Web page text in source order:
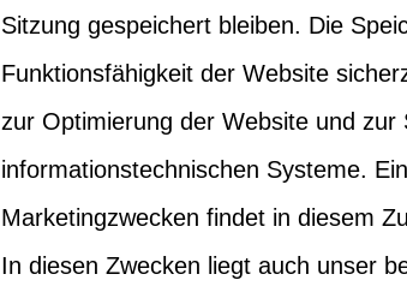
Sitzung gespeichert bleiben. Die
Funktionsfähigkeit der Website
zur Optimierung der Website und
informationstechnischen Systeme.
Marketingzwecken findet in diesem
In diesen Zwecken liegt auch unser